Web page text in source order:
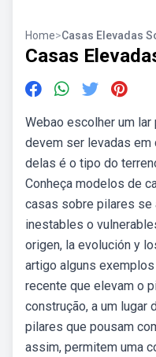
Home>Casas Elevadas
Casas
Webao escolher um lar
devem ser levadas em
delas é o tipo do
Conheça modelos de
casas sobre pilares se
inestables o
origen, la evolución y
artigo alguns
recente que elevam o
construção, a um lugar
pilares que pousam
assim, permitem uma